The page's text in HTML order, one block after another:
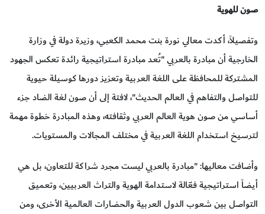
صون للهوية
وتفصيلاً، أكدت معالي نورة بنت محمد الكعبي، وزيرة دولة في وزارة
الخارجية أن مبادرة بالعربي "تُعد مبادرة استراتيجية رائدة تعكس الجهود
المشتركة للمحافظة على اللغة العربية وتعزيز دورها كوسيلة حيوية
للتواصل والتفاهم في العالم الحديث"، لافتة إلى أن صون لغة الضاد جزء
أساسي من صون هوية العالم العربي وثقافته، وهذه المبادرة خطوة مهمة
لترسيخ استخدام اللغة العربية في مختلف المجالات والمستويات.
وأضافت معاليها: "مبادرة بالعربي ليست مجرد شراكة للتعاون، بل هي
أيضاً استراتيجية فعّالة لاستدامة الهوية والتراث العربيين، وتعميق
التواصل بين شعوب الدول العربية والحضارات العالمية الأخرى، ومن